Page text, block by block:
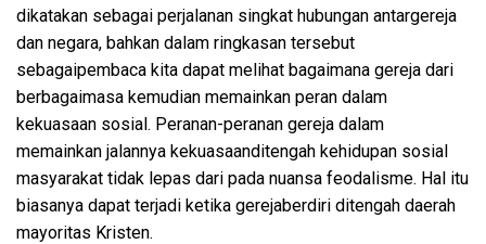
dikatakan sebagai perjalanan singkat hubungan antargereja
dan negara, bahkan dalam ringkasan tersebut
sebagaipembaca kita dapat melihat bagaimana gereja dari
berbagaimasa kemudian memainkan peran dalam
kekuasaan sosial. Peranan-peranan gereja dalam
memainkan jalannya kekuasaanditengah kehidupan sosial
masyarakat tidak lepas dari pada nuansa feodalisme. Hal itu
biasanya dapat terjadi ketika gerejaberdiri ditengah daerah
mayoritas Kristen.